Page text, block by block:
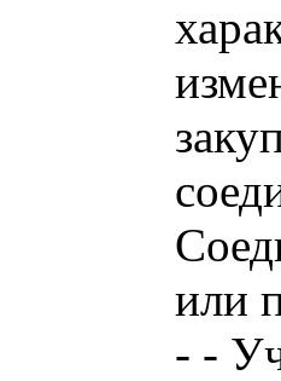
или
- -